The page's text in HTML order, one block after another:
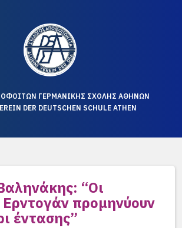
ΓΕΡΜΑΝΙΚΗΣ ΣΧΟΛΗΣ ΑΘΗΝΩΝ
DER DEUTSCHEN SCHULE ATHEN
“Οι
Ερντογάν προμηνύουν
έντασης”